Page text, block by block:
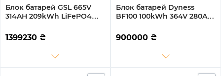
Блок батарей GSL 665V
314AH 209kWh LiFePO4
1399230 ₴
Блок батарей Dyness
BF100 100kWh 364V 280AH
Extinguisher, WaterCooled
(BF100-C100)
900000 ₴